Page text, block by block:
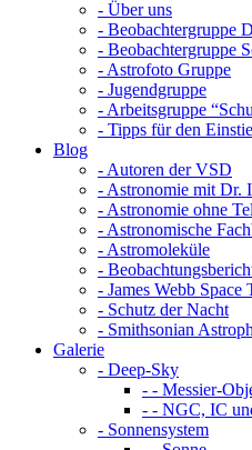
- Über uns
- Beobachtergruppe
- Beobachtergruppe
- Astrofoto Gruppe
- Jugendgruppe
- Arbeitsgruppe
- Tipps für den
Blog
- Autoren der VSD
- Astronomie mit Dr.
- Astronomie ohne
- Astronomische
- Astromoleküle
-
- James Webb Space
- Schutz der Nacht
- Smithsonian
Galerie
- Deep-Sky
- - Messier-
- - NGC, IC
- Sonnensystem